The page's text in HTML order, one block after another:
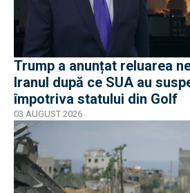
Trump a anunțat reluarea
Iranul după ce SUA au
împotriva statului din Golf
03 AUGUST 2026